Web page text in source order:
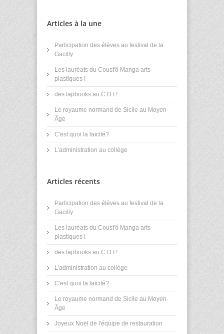
Articles à la une
Participation des élèves au festival de la
Gacilly
Les lauréats du Coust'ô Manga arts
plastiques !
des lapbooks au C.D.I !
Le royaume normand de Sicile au Moyen-
Âge
C'est quoi la laïcité?
L'administration au collège
Articles récents
Participation des élèves au festival de la
Gacilly
Les lauréats du Coust'ô Manga arts
plastiques !
des lapbooks au C.D.I !
L'administration au collège
C'est quoi la laïcité?
Le royaume normand de Sicile au Moyen-
Âge
Joyeux Noël de l'équipe de restauration